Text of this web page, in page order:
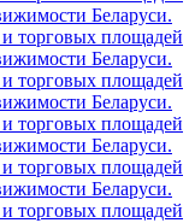
Беларуси.
торговых площадей
Беларуси.
торговых площадей
Беларуси.
торговых площадей
Беларуси.
торговых площадей
Беларуси.
торговых площадей